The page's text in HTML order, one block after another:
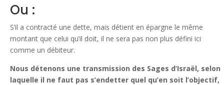
Ou :
S’il a contracté une dette, mais détient en épargne le même
montant que celui qu’il doit, il ne sera pas non plus défini ici
comme un débiteur.
Nous détenons une transmission des Sages d’Israël, selon
laquelle il ne faut pas s’endetter quel qu’en soit l’objectif,